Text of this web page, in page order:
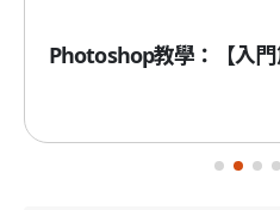
Photoshop教學：【入